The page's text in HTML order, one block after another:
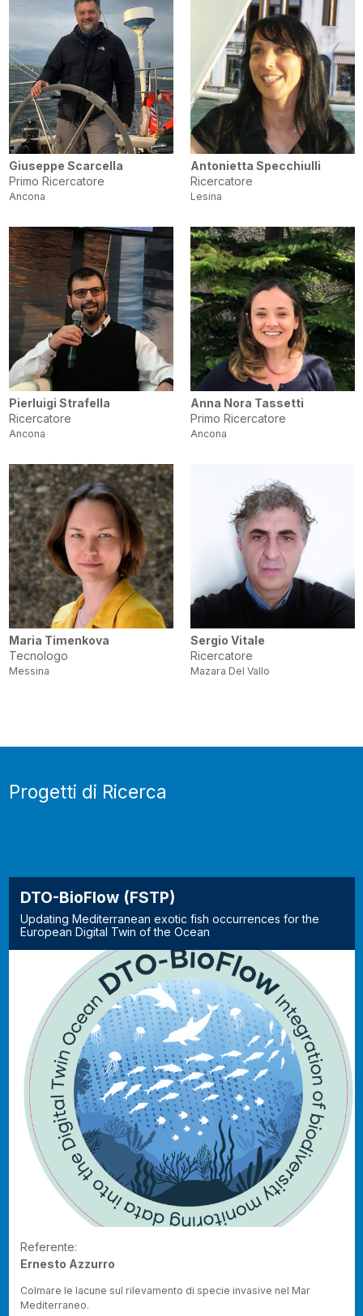
Giuseppe Scarcella
Primo Ricercatore
Ancona
Antonietta Specchiulli
Ricercatore
Lesina
Pierluigi Strafella
Ricercatore
Ancona
Anna Nora Tassetti
Primo Ricercatore
Ancona
Maria Timenkova
Tecnologo
Messina
Sergio Vitale
Ricercatore
Mazara Del Vallo
Progetti di Ricerca
DTO-BioFlow (FSTP)
Updating Mediterranean exotic fish occurrences for the
European Digital Twin of the Ocean
Referente:
Ernesto Azzurro
Colmare le lacune sul rilevamento di specie invasive nel Mar
Mediterraneo.